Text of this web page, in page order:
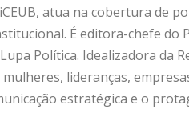
atua na cobertura de
É editora-chefe do
Política. Idealizadora da
lideranças,
estratégica e o